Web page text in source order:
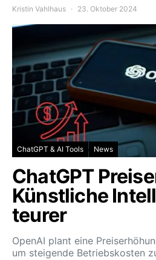
Kristin Vahlhaus 23. Oktober 2024
ChatGPT & AI Tools News
ChatGPT
Künstliche
teurer
OpenAI plant eine
um steigende Betriebskosten